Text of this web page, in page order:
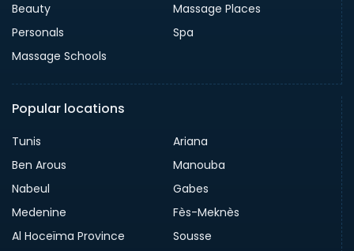
Beauty
Massage Places
Personals
Spa
Massage Schools
Popular locations
Tunis
Ariana
Ben Arous
Manouba
Nabeul
Gabes
Medenine
Fès-Meknès
Al Hoceïma Province
Sousse